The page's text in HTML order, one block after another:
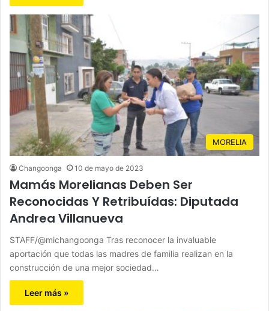
MORELIA
Changoonga 10 de mayo de 2023
Mamás Morelianas Deben Ser
Reconocidas Y Retribuídas: Diputada
Andrea Villanueva
STAFF/@michangoonga Tras reconocer la invaluable
aportación que todas las madres de familia realizan en la
construcción de una mejor sociedad…
Leer más »